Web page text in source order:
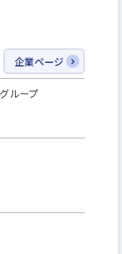
企業ページ
ループ